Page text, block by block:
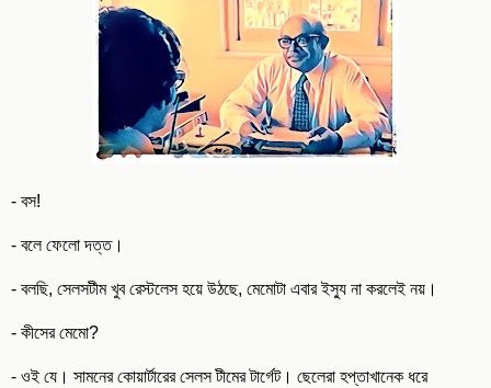
- বস!
- বলে ফেলো দত্ত।
- বলছি, সেলসটীম খুব রেস্টলেস হয়ে উঠছে, মেমোটা এবার ইস্যু না করলেই নয়।
- কীসের মেমো?
- ওই যে। সামনের কোয়ার্টারের সেলস টীমের টার্গেট। ছেলেরা হপ্তাখানেক ধরে